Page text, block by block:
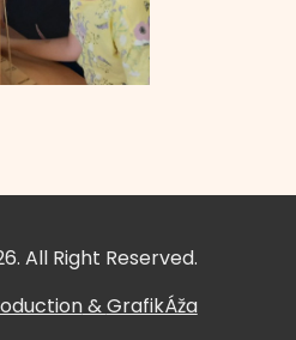
All Right Reserved.
&GrafikÁža